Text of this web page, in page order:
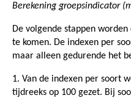
Berekening groepsindicator
De volgende stappen
te komen. De indexen per
maar alleen gedurende het
1. Van de indexen per soort
tijdreeks op 100 gezet. Bij